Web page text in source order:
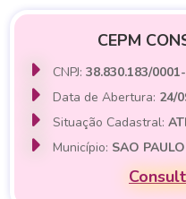
CEPM
CNPJ:38.830.183/
Data de Abertura: 24/
Situação Cadastral:
Município: SAO